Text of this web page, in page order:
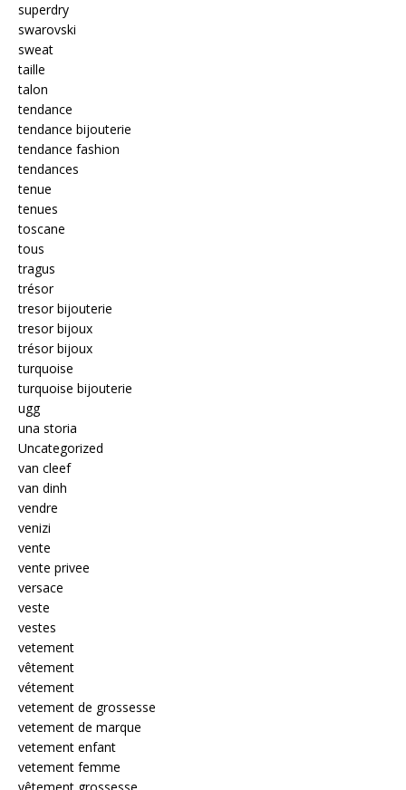
superdry
swarovski
sweat
taille
talon
tendance
tendance bijouterie
tendance fashion
tendances
tenue
tenues
toscane
tous
tragus
trésor
tresor bijouterie
tresor bijoux
trésor bijoux
turquoise
turquoise bijouterie
ugg
una storia
Uncategorized
van cleef
van dinh
vendre
venizi
vente
vente privee
versace
veste
vestes
vetement
vêtement
vétement
vetement de grossesse
vetement de marque
vetement enfant
vetement femme